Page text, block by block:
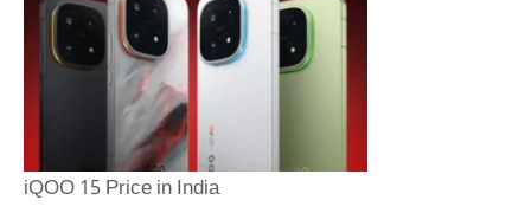
iQOO 15 Price in India